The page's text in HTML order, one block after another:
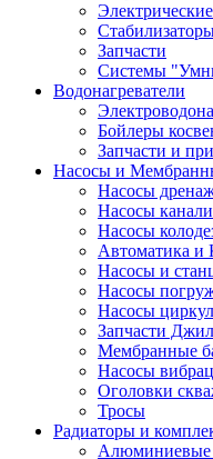
Запчасти
Системы
Водонагреватели
Бойлеры
Запчасти и
Насосы и
Насосы
Насосы
Насосы
Автоматика
Насосы и
Насосы
Насосы
Запчасти
Мембранные
Насосы
Оголовки
Тросы
Радиаторы и
Алюминиевые